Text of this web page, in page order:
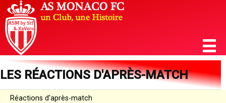
LES RÉACTIONS D'APRÈS-MATCH
Réactions d'après-match